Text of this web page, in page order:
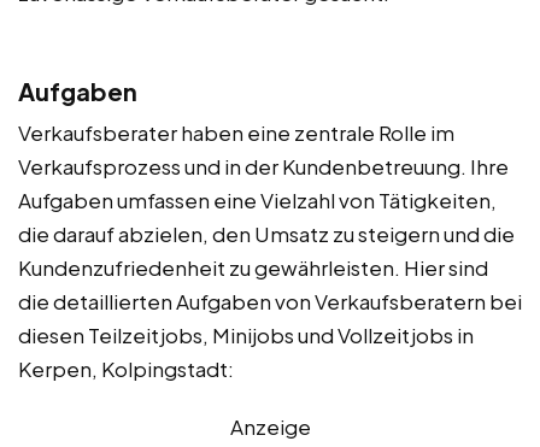
Aufgaben
Verkaufsberater haben eine zentrale Rolle im
Verkaufsprozess und in der Kundenbetreuung. Ihre
Aufgaben umfassen eine Vielzahl von Tätigkeiten,
die darauf abzielen, den Umsatz zu steigern und die
Kundenzufriedenheit zu gewährleisten. Hier sind
die detaillierten Aufgaben von Verkaufsberatern bei
diesen Teilzeitjobs, Minijobs und Vollzeitjobs in
Kerpen, Kolpingstadt:
Anzeige